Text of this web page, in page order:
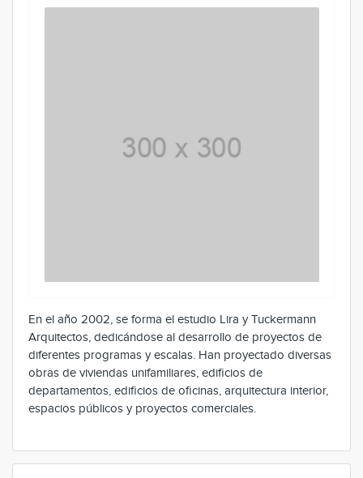
En el año 2002, se forma el estudio Lira y Tuckermann
Arquitectos, dedicándose al desarrollo de proyectos de
diferentes programas y escalas. Han proyectado diversas
obras de viviendas unifamiliares, edificios de
departamentos, edificios de oficinas, arquitectura interior,
espacios públicos y proyectos comerciales.